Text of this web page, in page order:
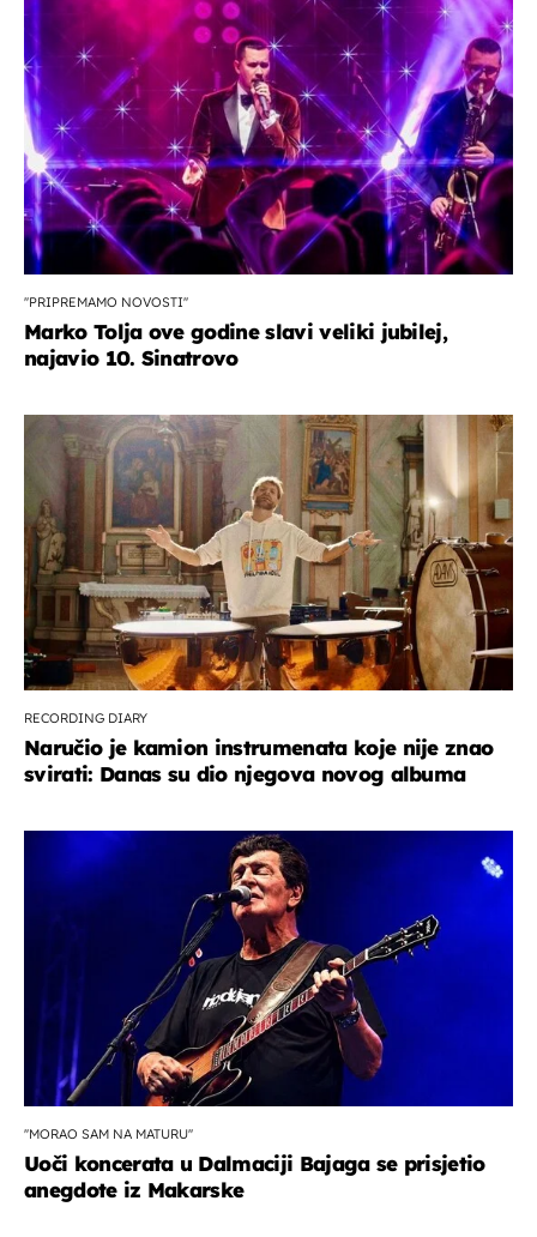
''PRIPREMAMO NOVOSTI''
Marko Tolja ove godine slavi veliki jubilej,
najavio 10. Sinatrovo
RECORDING DIARY
Naručio je kamion instrumenata koje nije znao
svirati: Danas su dio njegova novog albuma
''MORAO SAM NA MATURU''
Uoči koncerata u Dalmaciji Bajaga se prisjetio
anegdote iz Makarske